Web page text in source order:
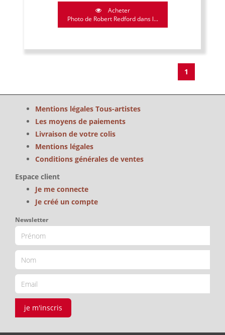
Acheter
Photo de Robert Redford dans l...
1
Mentions légales Tous-artistes
Les moyens de paiements
Livraison de votre colis
Mentions légales
Conditions générales de ventes
Espace client
Je me connecte
Je créé un compte
Newsletter
je m'inscris